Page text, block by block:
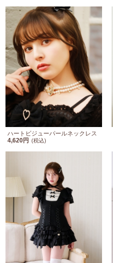
ハートビジューパールネックレス
4,620円
(税込)